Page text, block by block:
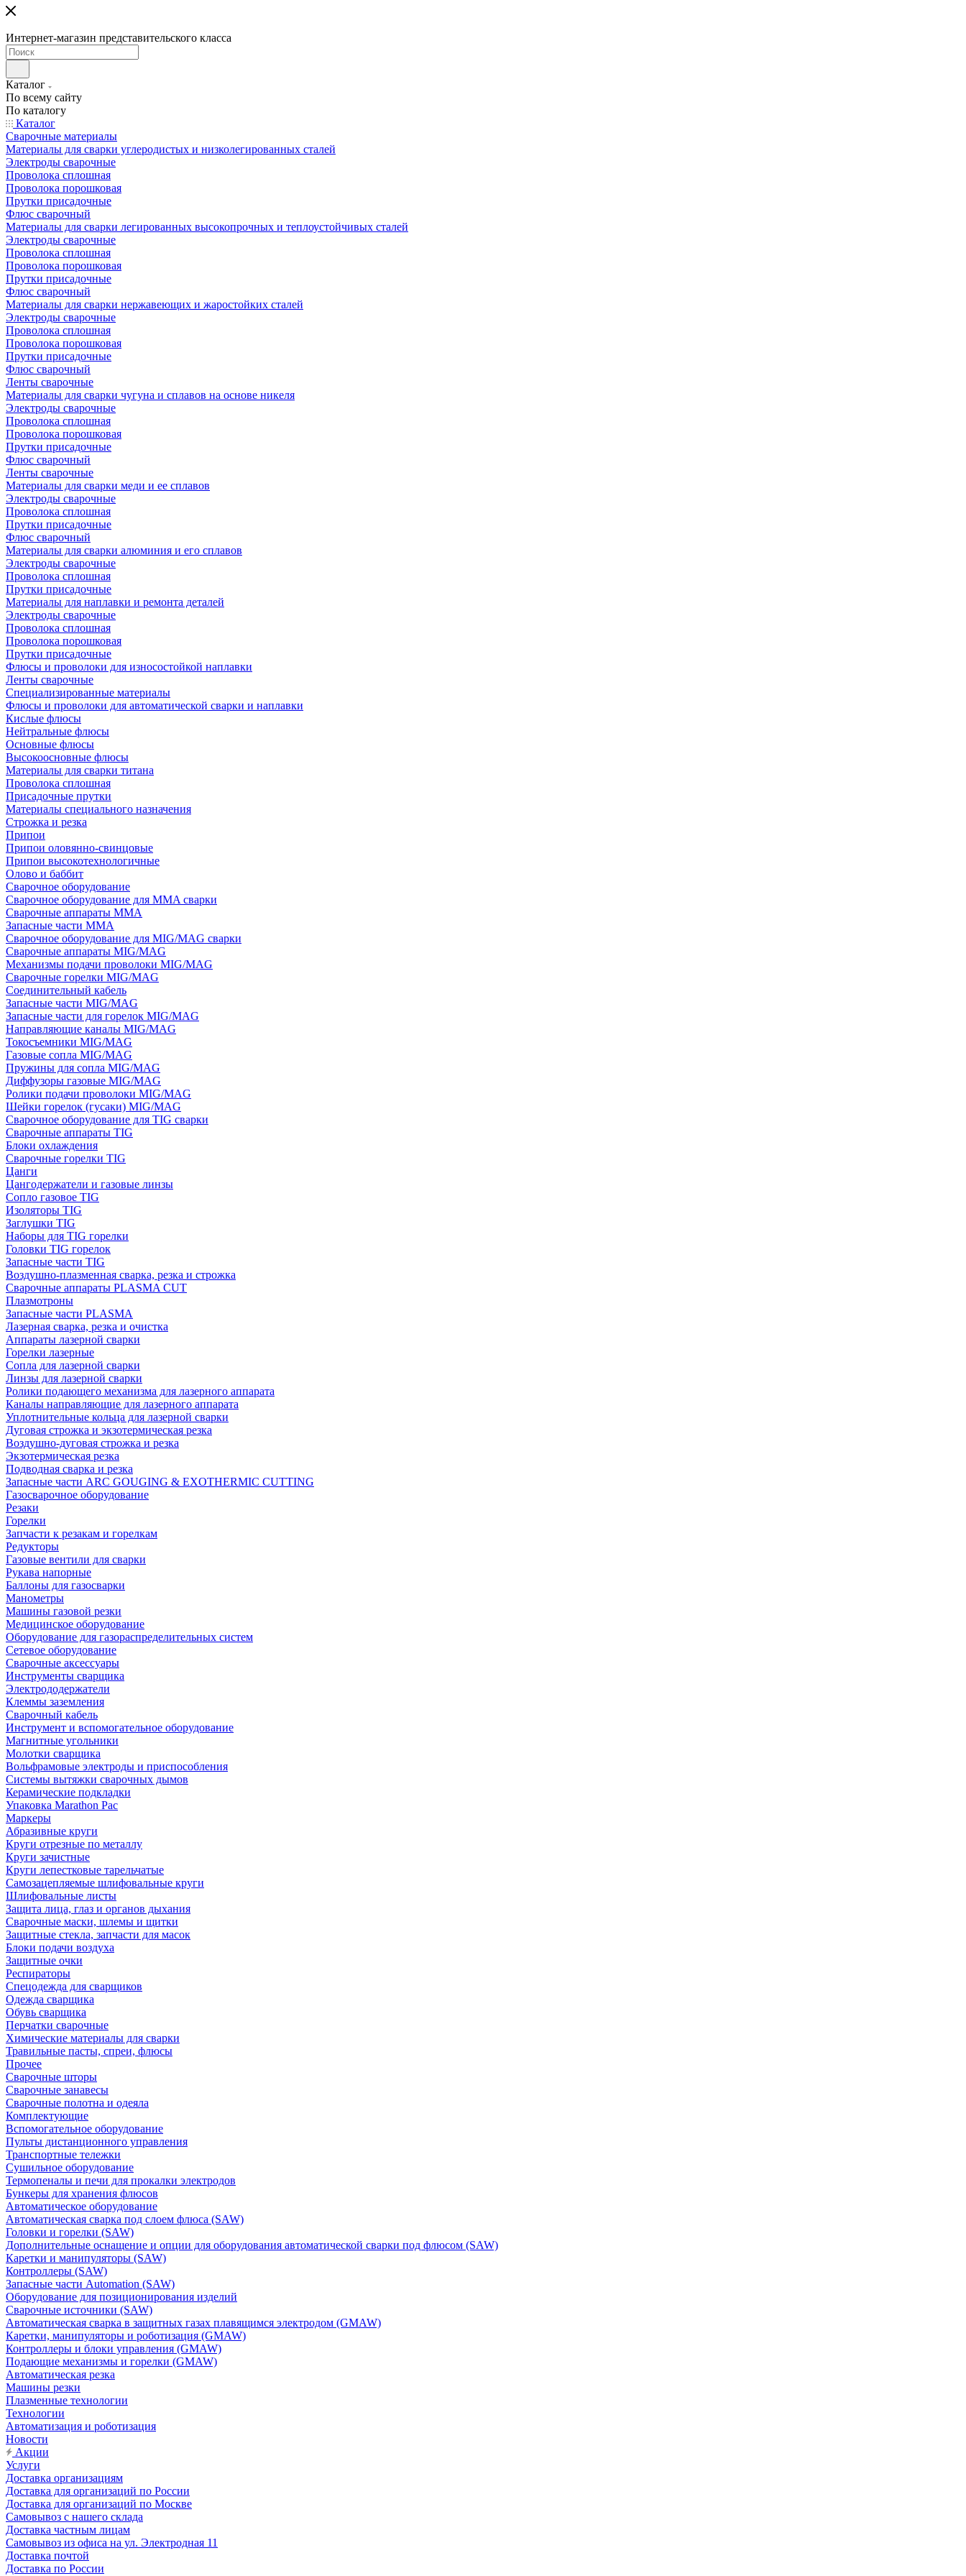
Интернет-магазин представительского класса
Каталог
По всему сайту
По каталогу
Каталог
Сварочные материалы
Материалы для сварки углеродистых и низколегированных сталей
Электроды сварочные
Проволока сплошная
Проволока порошковая
Прутки присадочные
Флюс сварочный
Материалы для сварки легированных высокопрочных и теплоустойчивых сталей
Электроды сварочные
Проволока сплошная
Проволока порошковая
Прутки присадочные
Флюс сварочный
Материалы для сварки нержавеющих и жаростойких сталей
Электроды сварочные
Проволока сплошная
Проволока порошковая
Прутки присадочные
Флюс сварочный
Ленты сварочные
Материалы для сварки чугуна и сплавов на основе никеля
Электроды сварочные
Проволока сплошная
Проволока порошковая
Прутки присадочные
Флюс сварочный
Ленты сварочные
Материалы для сварки меди и ее сплавов
Электроды сварочные
Проволока сплошная
Прутки присадочные
Флюс сварочный
Материалы для сварки алюминия и его сплавов
Электроды сварочные
Проволока сплошная
Прутки присадочные
Материалы для наплавки и ремонта деталей
Электроды сварочные
Проволока сплошная
Проволока порошковая
Прутки присадочные
Флюсы и проволоки для износостойкой наплавки
Ленты сварочные
Специализированные материалы
Флюсы и проволоки для автоматической сварки и наплавки
Кислые флюсы
Нейтральные флюсы
Основные флюсы
Высокоосновные флюсы
Материалы для сварки титана
Проволока сплошная
Присадочные прутки
Материалы специального назначения
Строжка и резка
Припои
Припои оловянно-свинцовые
Припои высокотехнологичные
Олово и баббит
Сварочное оборудование
Сварочное оборудование для MMA сварки
Сварочные аппараты MMA
Запасные части MMA
Сварочное оборудование для MIG/MAG сварки
Сварочные аппараты MIG/MAG
Механизмы подачи проволоки MIG/MAG
Сварочные горелки MIG/MAG
Соединительный кабель
Запасные части MIG/MAG
Запасные части для горелок MIG/MAG
Направляющие каналы MIG/MAG
Токосъемники MIG/MAG
Газовые сопла MIG/MAG
Пружины для сопла MIG/MAG
Диффузоры газовые MIG/MAG
Ролики подачи проволоки MIG/MAG
Шейки горелок (гусаки) MIG/MAG
Сварочное оборудование для TIG сварки
Сварочные аппараты TIG
Блоки охлаждения
Сварочные горелки TIG
Цанги
Цангодержатели и газовые линзы
Сопло газовое TIG
Изоляторы TIG
Заглушки TIG
Наборы для TIG горелки
Головки TIG горелок
Запасные части TIG
Воздушно-плазменная сварка, резка и строжка
Сварочные аппараты PLASMA CUT
Плазмотроны
Запасные части PLASMA
Лазерная сварка, резка и очистка
Аппараты лазерной сварки
Горелки лазерные
Сопла для лазерной сварки
Линзы для лазерной сварки
Ролики подающего механизма для лазерного аппарата
Каналы направляющие для лазерного аппарата
Уплотнительные кольца для лазерной сварки
Дуговая строжка и экзотермическая резка
Воздушно-дуговая строжка и резка
Экзотермическая резка
Подводная сварка и резка
Запасные части ARC GOUGING & EXOTHERMIC CUTTING
Газосварочное оборудование
Резаки
Горелки
Запчасти к резакам и горелкам
Редукторы
Газовые вентили для сварки
Рукава напорные
Баллоны для газосварки
Манометры
Машины газовой резки
Медицинское оборудование
Оборудование для газораспределительных систем
Сетевое оборудование
Сварочные аксессуары
Инструменты сварщика
Электрододержатели
Клеммы заземления
Сварочный кабель
Инструмент и вспомогательное оборудование
Магнитные угольники
Молотки сварщика
Вольфрамовые электроды и приспособления
Системы вытяжки сварочных дымов
Керамические подкладки
Упаковка Marathon Pac
Маркеры
Абразивные круги
Круги отрезные по металлу
Круги зачистные
Круги лепестковые тарельчатые
Самозацепляемые шлифовальные круги
Шлифовальные листы
Защита лица, глаз и органов дыхания
Сварочные маски, шлемы и щитки
Защитные стекла, запчасти для масок
Блоки подачи воздуха
Защитные очки
Респираторы
Спецодежда для сварщиков
Одежда сварщика
Обувь сварщика
Перчатки сварочные
Химические материалы для сварки
Травильные пасты, спреи, флюсы
Прочее
Сварочные шторы
Сварочные занавесы
Сварочные полотна и одеяла
Комплектующие
Вспомогательное оборудование
Пульты дистанционного управления
Транспортные тележки
Сушильное оборудование
Термопеналы и печи для прокалки электродов
Бункеры для хранения флюсов
Автоматическое оборудование
Автоматическая сварка под слоем флюса (SAW)
Головки и горелки (SAW)
Дополнительные оснащение и опции для оборудования автоматической сварки под флюсом (SAW)
Каретки и манипуляторы (SAW)
Контроллеры (SAW)
Запасные части Automation (SAW)
Оборудование для позиционирования изделий
Сварочные источники (SAW)
Автоматическая сварка в защитных газах плавящимся электродом (GMAW)
Каретки, манипуляторы и роботизация (GMAW)
Контроллеры и блоки управления (GMAW)
Подающие механизмы и горелки (GMAW)
Автоматическая резка
Машины резки
Плазменные технологии
Технологии
Автоматизация и роботизация
Новости
Акции
Услуги
Доставка организациям
Доставка для организаций по России
Доставка для организаций по Москве
Самовывоз с нашего склада
Доставка частным лицам
Самовывоз из офиса на ул. Электродная 11
Доставка почтой
Доставка по России